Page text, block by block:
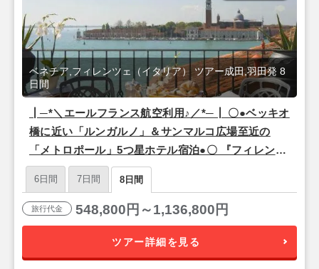
┃─*＼エールフランス航空利用♪／*─┃ 〇●ベッキオ
橋に近い「ルンガルノ」＆サンマルコ広場至近の
「メトロポール」5つ星ホテル宿泊●〇 『フィレンツ
ェ＆ベネチア』8日間【羽田または成田午前発/エー
ルフランス利用】
ベネチア,フィレンツェ（イタリア） ツアー成田,羽田発 8
日間
6日間 7日間 8日間
旅行代金 548,800円～1,136,800円
ツアー詳細を見る